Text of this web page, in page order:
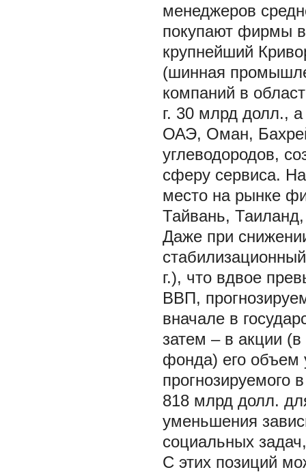
менеджеров
покупают фирмы
крупнейший
(шинная
компаний в
г. 30 млрд долл.,
ОАЭ, Оман,
углеводородов,
сферу сервиса.
место на рынке
Тайвань,
Даже при
г.), что вдвое
ВВП,
вначале в
затем – в акции (в
фонда) его объем
прогнозируемого
818 млрд долл.
уменьшения
социальных
С этих позиций